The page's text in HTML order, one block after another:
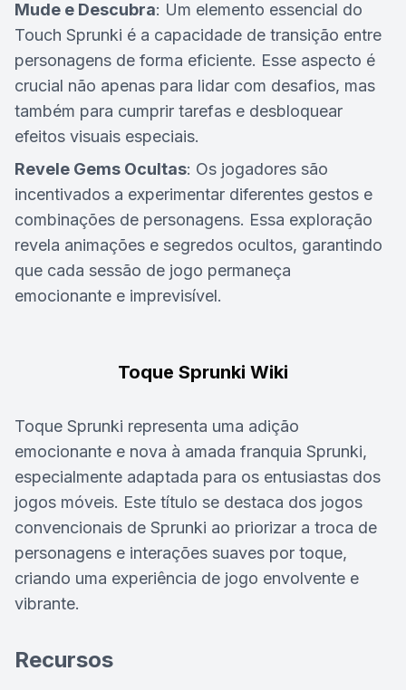
Mude e Descubra: Um elemento essencial do
Touch Sprunki é a capacidade de transição entre
personagens de forma eficiente. Esse aspecto é
crucial não apenas para lidar com desafios, mas
também para cumprir tarefas e desbloquear
efeitos visuais especiais.
Revele Gems Ocultas: Os jogadores são
incentivados a experimentar diferentes gestos e
combinações de personagens. Essa exploração
revela animações e segredos ocultos, garantindo
que cada sessão de jogo permaneça
emocionante e imprevisível.
Toque Sprunki Wiki
Toque Sprunki representa uma adição
emocionante e nova à amada franquia Sprunki,
especialmente adaptada para os entusiastas dos
jogos móveis. Este título se destaca dos jogos
convencionais de Sprunki ao priorizar a troca de
personagens e interações suaves por toque,
criando uma experiência de jogo envolvente e
vibrante.
Recursos